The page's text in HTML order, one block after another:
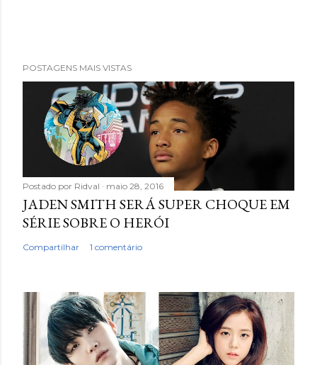
POSTAGENS MAIS VISTAS
Postado por Ridval maio 28, 2016
JADEN SMITH SERÁ SUPER CHOQUE EM
SÉRIE SOBRE O HERÓI
Compartilhar 1 comentário